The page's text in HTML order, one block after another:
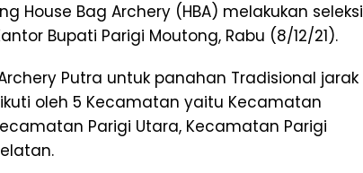
House Bag Archery (HBA) melakukan seleksi
Bupati Parigi Moutong, Rabu (8/12/21).
Putra untuk panahan Tradisional jarak
oleh 5 Kecamatan yaitu Kecamatan
Parigi Utara, Kecamatan Parigi